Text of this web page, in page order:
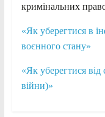
кримінальних
«Як уберегтися в
воєнного стану»
«Як уберегтися від
війни)»